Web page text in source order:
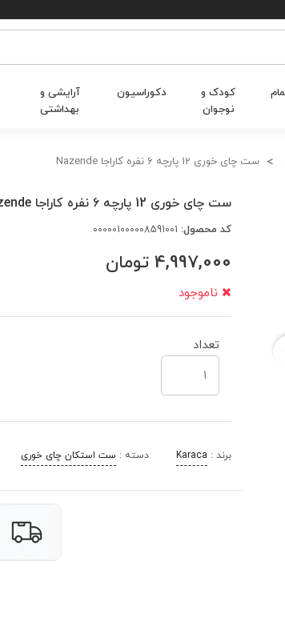
کودک و
نوجوان
دکوراسیون
آرایشی و
بهداشتی
ست چای خوری 12 پارچه ۶ نفره کاراجا Nazende
ست چای خوری 12 پارچه ۶ نفره کاراجا Nazende
کد محصول:
4,997,000 تومان
ناموجود
تعداد
برند : Karaca دسته : ست استکان چای خوری